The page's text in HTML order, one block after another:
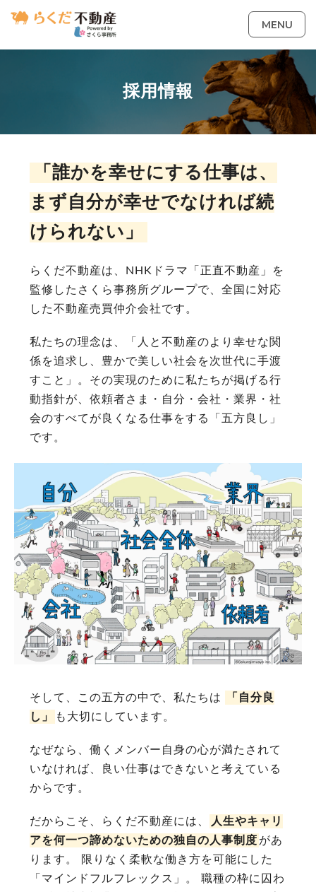
MENU
採用情報
「誰かを幸せにする仕事は、
まず自分が幸せでなければ続
けられない」
らくだ不動産は、NHKドラマ「正直不動産」を
監修したさくら事務所グループで、全国に対応
した不動産売買仲介会社です。
私たちの理念は、「人と不動産のより幸せな関
係を追求し、豊かで美しい社会を次世代に手渡
すこと」。その実現のために私たちが掲げる行
動指針が、依頼者さま・自分・会社・業界・社
会のすべてが良くなる仕事をする「五方良し」
です。
そして、この五方の中で、私たちは
「自分良
し」
も大切にしています。
なぜなら、働くメンバー自身の心が満たされて
いなければ、良い仕事はできないと考えている
からです。
だからこそ、らくだ不動産には、
人生やキャリ
アを何一つ諦めないための独自の人事制度 があ
ります。 限りなく柔軟な働き方を可能にした
「マインドフルフレックス」。 職種の枠に囚わ